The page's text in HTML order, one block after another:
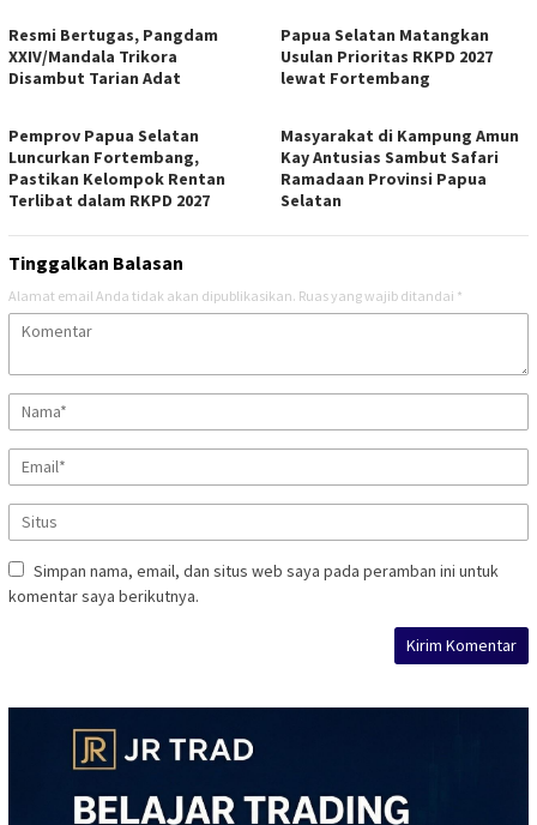
Resmi Bertugas, Pangdam
XXIV/Mandala Trikora
Disambut Tarian Adat
Papua Selatan Matangkan
Usulan Prioritas RKPD 2027
lewat Fortembang
Pemprov Papua Selatan
Luncurkan Fortembang,
Pastikan Kelompok Rentan
Terlibat dalam RKPD 2027
Masyarakat di Kampung Amun
Kay Antusias Sambut Safari
Ramadaan Provinsi Papua
Selatan
Tinggalkan Balasan
Alamat email Anda tidak akan dipublikasikan. Ruas yang wajib ditandai *
Simpan nama, email, dan situs web saya pada peramban ini untuk
komentar saya berikutnya.